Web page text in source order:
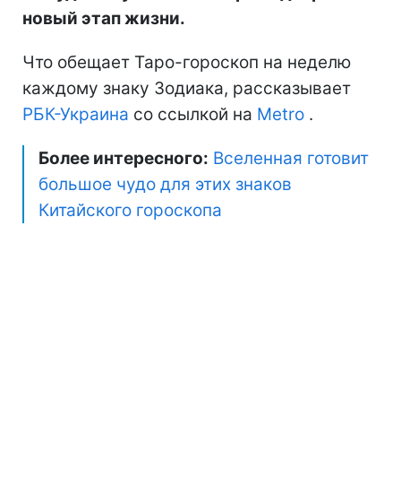
новый этап жизни.
Что обещает Таро-гороскоп на неделю
каждому знаку Зодиака, рассказывает
РБК-Украина со ссылкой на Metro .
Более интересного: Вселенная готовит
большое чудо для этих знаков
Китайского гороскопа